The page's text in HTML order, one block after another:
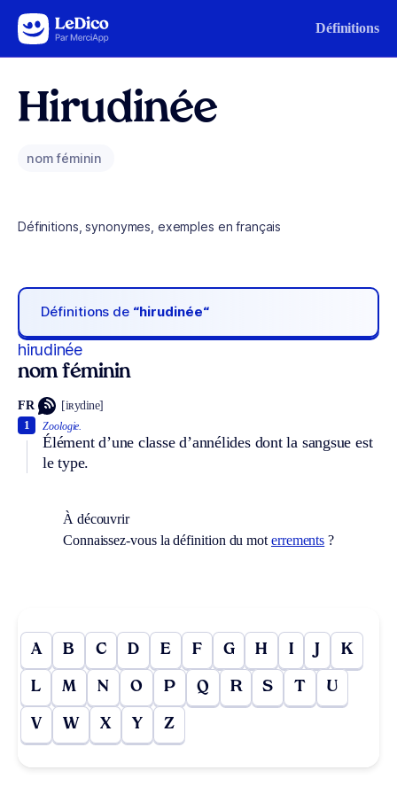
Aller au contenu Définitions
Hirudinée
nom féminin
Définitions, synonymes, exemples en français
Définitions de “hirudinée“
hirudinée
nom féminin
FR [iʀydine]
Zoologie.
Élément d’une classe d’annélides dont la sangsue est
le type.
1
À découvrir
Connaissez-vous la définition du mot errements ?
A B C D E F G H I J K
L M N O P Q R S T U
V W X Y Z